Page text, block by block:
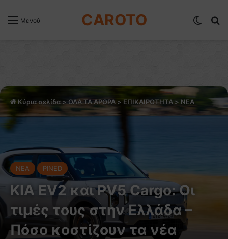
Μενού CAROTO
Κύρια σελίδα > ΟΛΑ ΤΑ ΑΡΘΡΑ > ΕΠΙΚΑΙΡΟΤΗΤΑ > NEA
NEA PINED
KIA EV2 και PV5 Cargo: Οι
τιμές τους στην Ελλάδα –
Πόσο κοστίζουν τα νέα